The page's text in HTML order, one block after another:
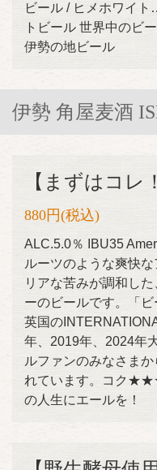
ビール / ヒメホワイ
トビール 世界中のビ
伊勢の地ビール
伊勢 角屋麦酒
【まずはコレ
880円(税込)
ALC.5.0％ IBU35
ルーツのような爽快
リアな苦みが調和し
ーのビールです。「
英国の
年、2019年、2024年
ルファンのみなさま
れています。コク
の人生にエールを！